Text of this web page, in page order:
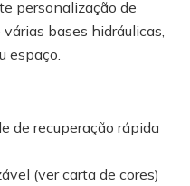
personalização de
bases hidráulicas,
espaço.
de recuperação rápida
(ver carta de cores)